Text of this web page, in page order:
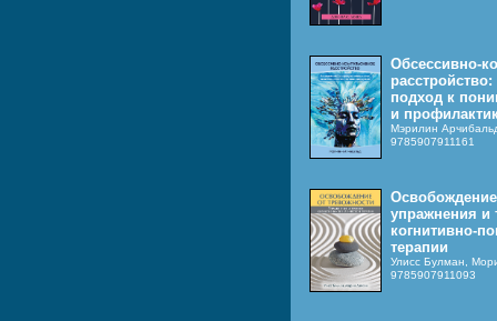
Обсессивно-
подход к
и
Мэрилин
9785907911161
упражнения и
когнитивно-
терапии
Улисс Булман,
9785907911093